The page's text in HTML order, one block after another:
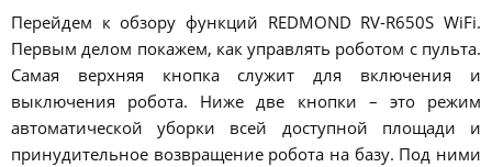
Перейдем к обзору функций REDMOND RV-R650S WiFi.
Первым делом покажем, как управлять роботом с пульта.
Самая верхняя кнопка служит для включения и
выключения робота. Ниже две кнопки – это режим
автоматической уборки всей доступной площади и
принудительное возвращение робота на базу. Под ними